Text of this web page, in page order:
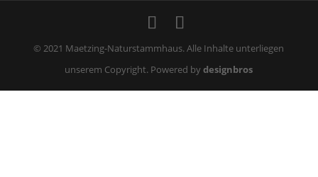
© 2021 Maetzing-Naturstammhaus. Alle Inhalte unterliegen
unserem Copyright. Powered bydesignbros